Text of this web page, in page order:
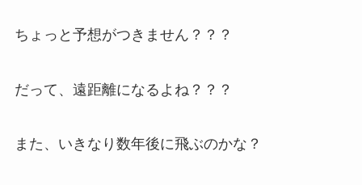
ちょっと予想がつきません？？？
だって、遠距離になるよね？？？
また、いきなり数年後に飛ぶのかな？